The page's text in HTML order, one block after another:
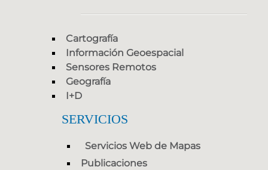
Cartografía
Información Geoespacial
Sensores Remotos
Geografía
I+D
SERVICIOS
Servicios Web de Mapas
Publicaciones